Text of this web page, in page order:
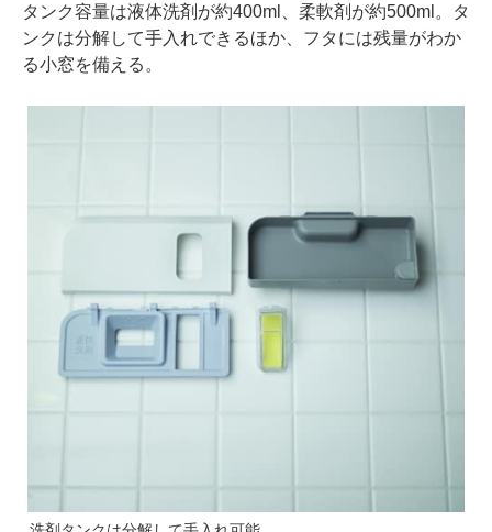
タンク容量は液体洗剤が約400ml、柔軟剤が約500ml。タ
ンクは分解して手入れできるほか、フタには残量がわか
る小窓を備える。